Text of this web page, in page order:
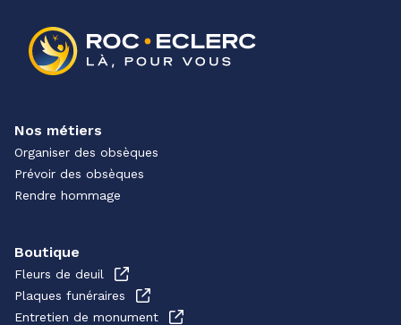
Nos métiers
Organiser des obsèques
Prévoir des obsèques
Rendre hommage
Boutique
Fleurs de deuil
Plaques funéraires
Entretien de monument